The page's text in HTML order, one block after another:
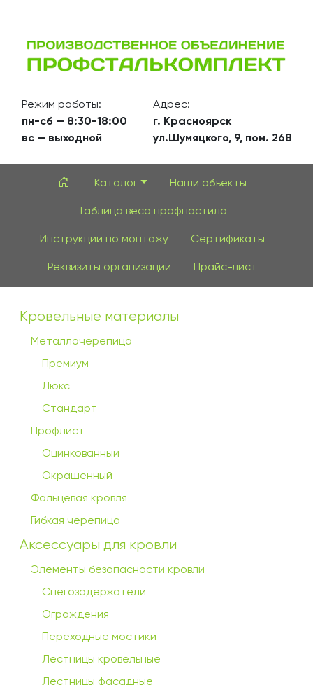
Режим работы:
пн-сб — 8:30-18:00
вс — выходной
Адрес:
г. Красноярск
ул.Шумяцкого, 9, пом. 268
Каталог Наши объекты
Таблица веса профнастила
Инструкции по монтажу Сертификаты
Реквизиты организации Прайс-лист
Кровельные материалы
Металлочерепица
Премиум
Люкс
Стандарт
Профлист
Оцинкованный
Окрашенный
Фальцевая кровля
Гибкая черепица
Аксессуары для кровли
Элементы безопасности кровли
Снегозадержатели
Ограждения
Переходные мостики
Лестницы кровельные
Лестницы фасадные